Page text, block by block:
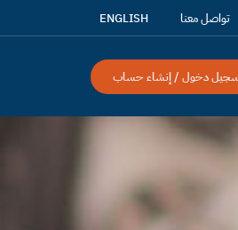
تواصل معنا ENGLISH
دخول / إنشاء حساب